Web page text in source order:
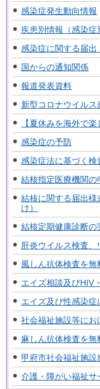
感染症発生動向情報
疾患別情報（感染症
感染症に関する届出
国からの通知関係
報道発表資料
新型コロナウイル
【夏休みを海外で
感染症の予防
感染症法に基づく検
結核指定医療機関の
結核に関する届出様
け）
結核定期健康診断の
肝炎ウイルス検査
風しん抗体検査を
エイズ相談及びHIV
エイズ及び性感染
社会福祉施設等にお
麻しん抗体検査を
甲府市社会福祉施
介護・障がい福祉